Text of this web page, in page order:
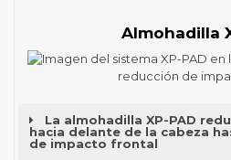
Almohadilla
La almohadilla XP-PAD
hacia delante de la cabeza
de impacto frontal